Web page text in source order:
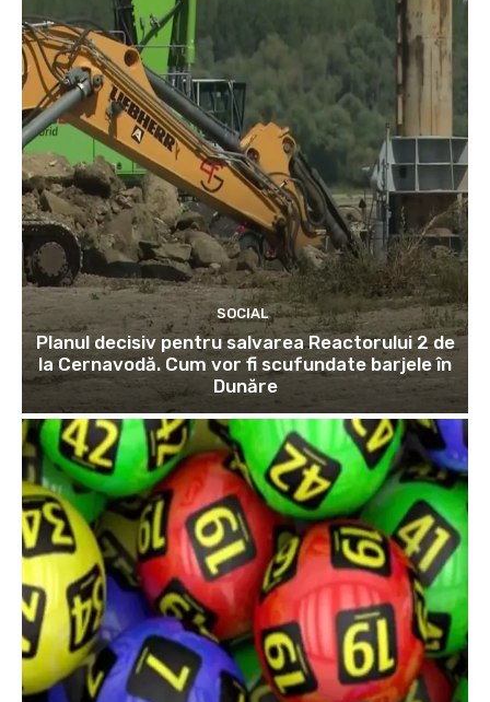
SOCIAL
Planul decisiv pentru salvarea Reactorului 2 de
la Cernavodă. Cum vor fi scufundate barjele în
Dunăre